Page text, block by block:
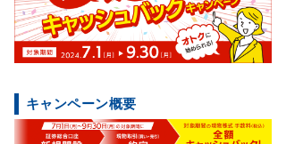
キャンペーン概要